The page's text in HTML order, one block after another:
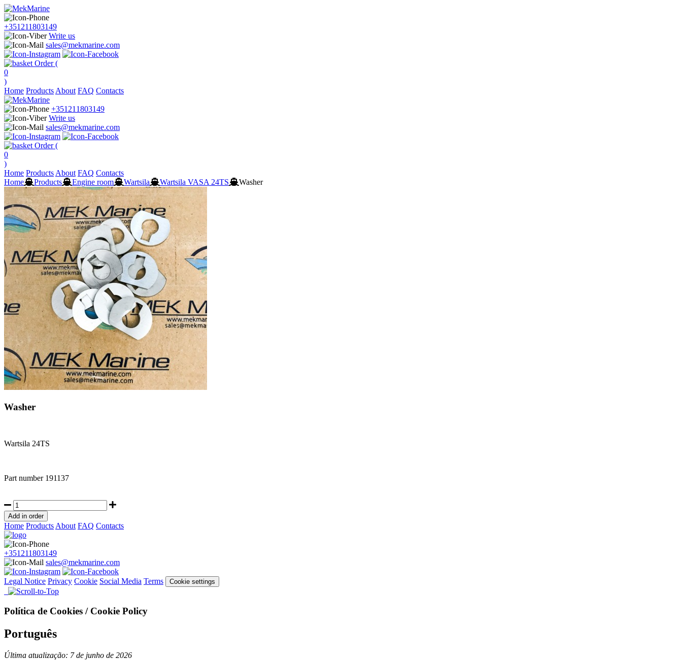
+351211803149
Write us
sales@mekmarine.com
Order (
0
)
Home Products About FAQ Contacts
+351211803149
Write us
sales@mekmarine.com
Order (
0
)
Home Products About FAQ Contacts
Home
Products Engine room Wartsila Wartsila VASA 24TS Washer
Washer
Wartsila 24TS
Part number 191137
Home ProductsAbout FAQ Contacts
+351211803149
sales@mekmarine.com
Legal Notice Privacy Cookie Social Media Terms Cookie settings
Política de Cookies / Cookie Policy
Português
Última atualização: 7 de junho de 2026